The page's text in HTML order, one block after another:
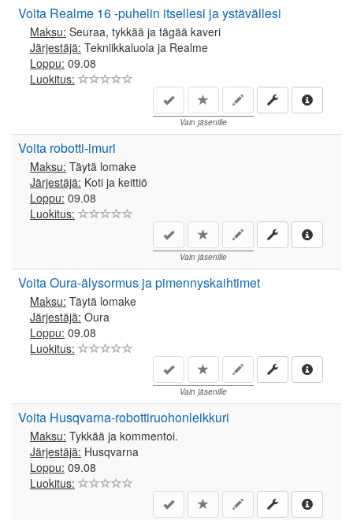
Voita Realme 16 -puhelin itsellesi ja ystävällesi
Maksu: Seuraa, tykkää ja tägää kaveri
Järjestäjä: Tekniikkaluola ja Realme
Loppu: 09.08
Luokitus:
Vain jäsenille
Voita robotti-imuri
Maksu: Täytä lomake
Järjestäjä: Koti ja keittiö
Loppu: 09.08
Luokitus:
Vain jäsenille
Voita Oura-älysormus ja pimennyskaihtimet
Maksu: Täytä lomake
Järjestäjä: Oura
Loppu: 09.08
Luokitus:
Vain jäsenille
Voita Husqvarna-robottiruohonleikkuri
Maksu: Tykkää ja kommentoi.
Järjestäjä: Husqvarna
Loppu: 09.08
Luokitus: